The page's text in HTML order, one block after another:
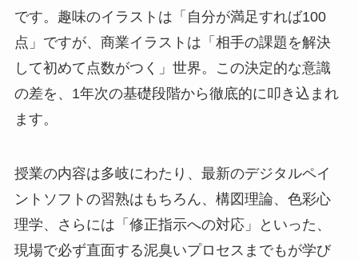
です。趣味のイラストは「自分が満足すれば100
点」ですが、商業イラストは「相手の課題を解決
して初めて点数がつく」世界。この決定的な意識
の差を、1年次の基礎段階から徹底的に叩き込まれ
ます。
授業の内容は多岐にわたり、最新のデジタルペイ
ントソフトの習熟はもちろん、構図理論、色彩心
理学、さらには「修正指示への対応」といった、
現場で必ず直面する泥臭いプロセスまでもが学び